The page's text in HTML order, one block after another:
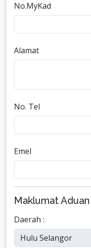
No.MyKad
Alamat
No. Tel
Emel
Maklumat Aduan
Daerah :